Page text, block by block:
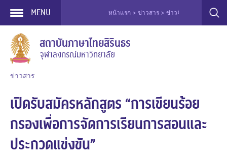
Skip
content
MENU หน้าแรก > ข่าวสาร > ข่าวจัดอบรม > เปิดรับสมั
สถาบันภาษาไทยสิรินธร
จุฬาลงกรณ์มหาวิทยาลัย
ข่าวสาร
เปิดรับสมัครหลักสูตร “การเขียนร้อย
กรองเพื่อการจัดการเรียนการสอนและ
ประกวดแข่งขัน”